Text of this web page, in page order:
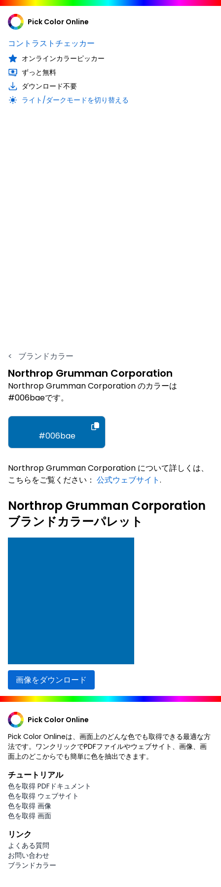
Pick Color Online
コントラストチェッカー
オンラインカラーピッカー
ずっと無料
ダウンロード不要
ライト/ダークモードを切り替える
< ブランドカラー
Northrop Grumman Corporation
Northrop Grumman Corporation のカラーは
#006baeです。
#006bae
Northrop Grumman Corporation について詳しくは、
こちらをご覧ください： 公式ウェブサイト.
Northrop Grumman Corporation
ブランドカラーパレット
画像をダウンロード
Pick Color Online
Pick Color Onlineは、画面上のどんな色でも取得できる最適な方
法です。ワンクリックでPDFファイルやウェブサイト、画像、画
面上のどこからでも簡単に色を抽出できます。
チュートリアル
色を取得 PDFドキュメント
色を取得 ウェブサイト
色を取得 画像
色を取得 画面
リンク
よくある質問
お問い合わせ
ブランドカラー